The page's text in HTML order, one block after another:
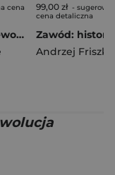
cena
Czekanie na rewolucję. Komuniści w II RP 1921-1926
99,00 zł -
cena detaliczna
Zawód:
Andrzej Friszke